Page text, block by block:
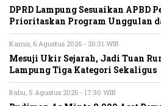
DPRD Lampung Sesuaikan APBD
Prioritaskan Program Unggulan
Kamis, 6 Agustus 2026 - 20:31 WIB
Mesuji Ukir Sejarah, Jadi Tuan
Lampung Tiga Kategori Sekaligus
Rabu, 5 Agustus 2026 - 17:30 WIB